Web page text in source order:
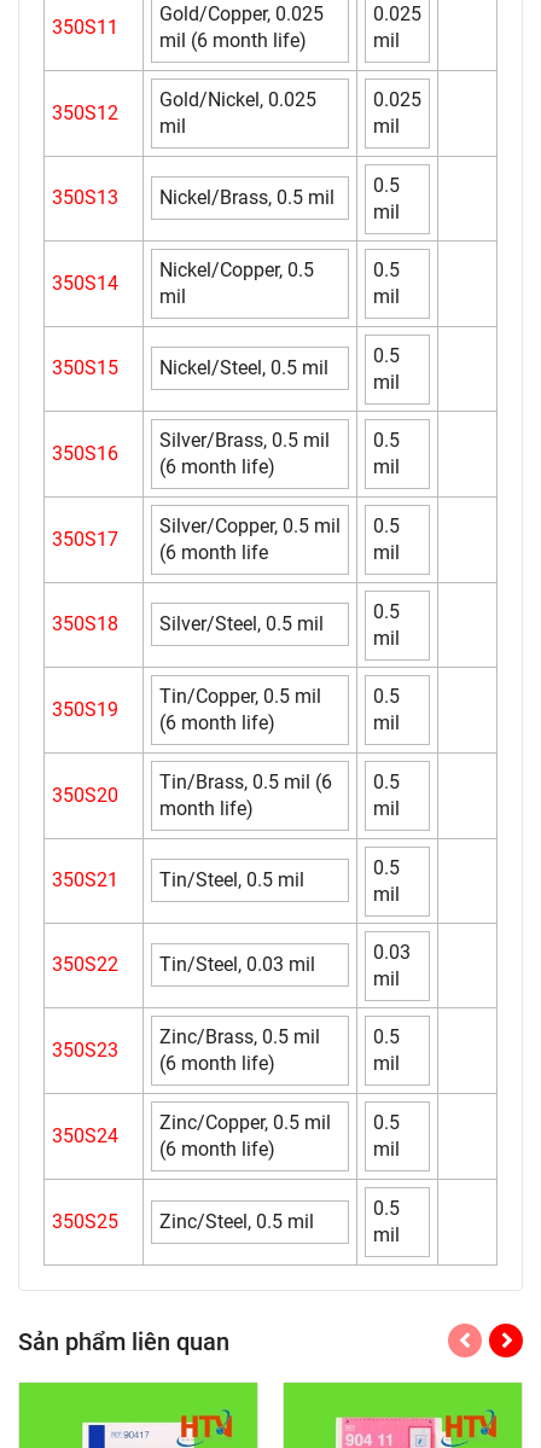
350S11
Gold/Copper, 0.025
mil (6 month life)
0.025
mil
350S12
Gold/Nickel, 0.025
mil
0.025
mil
350S13 Nickel/Brass, 0.5 mil
0.5
mil
350S14
Nickel/Copper, 0.5
mil
0.5
mil
350S15 Nickel/Steel, 0.5 mil
0.5
mil
350S16
Silver/Brass, 0.5 mil
(6 month life)
0.5
mil
350S17
Silver/Copper, 0.5 mil
(6 month life
0.5
mil
350S18 Silver/Steel, 0.5 mil
0.5
mil
350S19
Tin/Copper, 0.5 mil
(6 month life)
0.5
mil
350S20
Tin/Brass, 0.5 mil (6
month life)
0.5
mil
350S21 Tin/Steel, 0.5 mil
0.5
mil
350S22 Tin/Steel, 0.03 mil
0.03
mil
350S23
Zinc/Brass, 0.5 mil
(6 month life)
0.5
mil
350S24
Zinc/Copper, 0.5 mil
(6 month life)
0.5
mil
350S25 Zinc/Steel, 0.5 mil
0.5
mil
Sản phẩm liên quan